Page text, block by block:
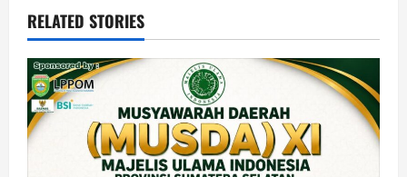
RELATED STORIES